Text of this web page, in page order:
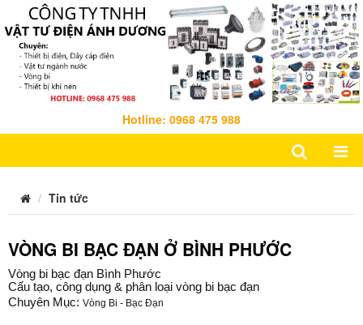
Hotline: 0968 475 988
Tin tức
VÒNG BI BẠC ĐẠN Ở BÌNH PHƯỚC
Vòng bi bạc đạn Bình Phước
Cấu tạo, công dụng & phân loại vòng bi bạc đạn
Chuyên Mục: Vòng Bi - Bạc Đạn